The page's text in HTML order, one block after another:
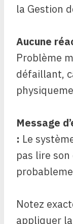
la Gestion
Aucune
Problème
défaillant,
Message
: Le
pas lire
Notez
appliquer